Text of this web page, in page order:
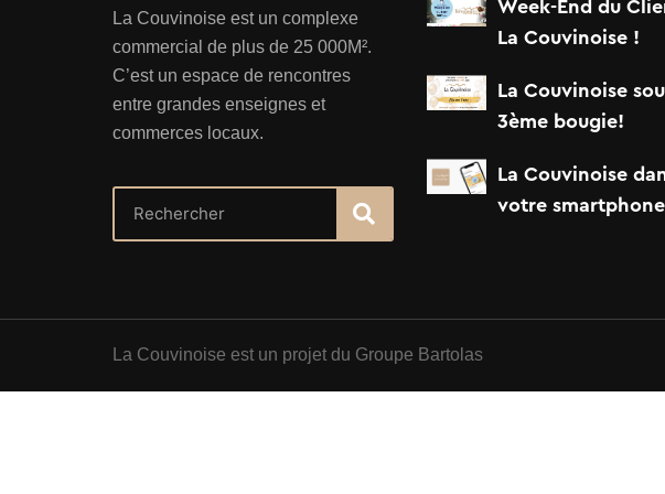
La Couvinoise est un complexe
commercial de plus de 25 000M².
C’est un espace de rencontres
entre grandes enseignes et
commerces locaux.
Week-End du
La Couvinoise !
La Couvinoise
3ème bougie!
La Couvinoise
votre
La Couvinoise est un projet du Groupe Bartolas